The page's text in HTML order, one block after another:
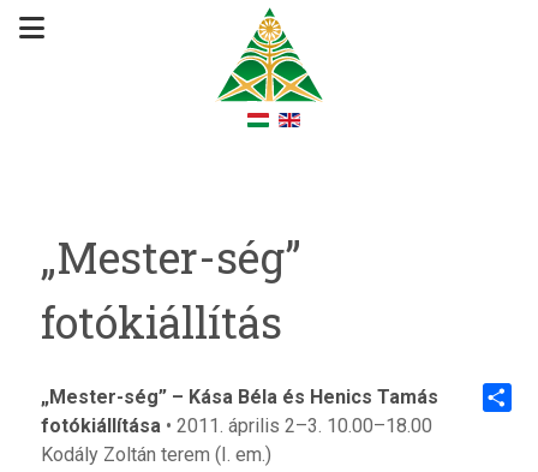
„Mester-ség”
fotókiállítás
„Mester-ség” – Kása Béla és Henics Tamás
fotókiállítása• 2011. április 2–3. 10.00–18.00
Kodály Zoltán terem (I. em.)